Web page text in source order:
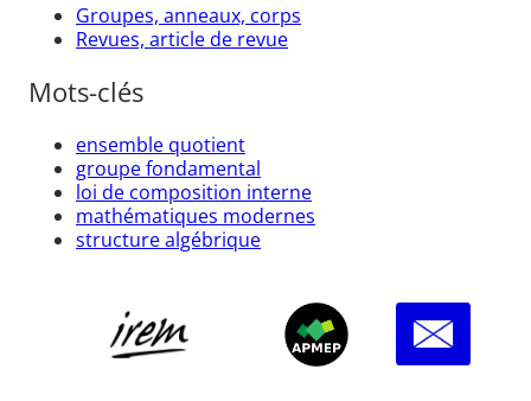
Groupes, anneaux, corps
Revues, article de revue
Mots-clés
ensemble quotient
groupe fondamental
loi de composition interne
mathématiques modernes
structure algébrique